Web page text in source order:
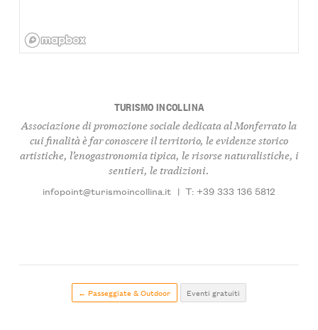
TURISMO INCOLLINA
Associazione di promozione sociale dedicata al Monferrato la
cui finalità è far conoscere il territorio, le evidenze storico
artistiche, l’enogastronomia tipica, le risorse naturalistiche, i
sentieri, le tradizioni.
infopoint@turismoincollina.it | T: +39 333 136 5812
← Passeggiate & Outdoor Eventi gratuiti